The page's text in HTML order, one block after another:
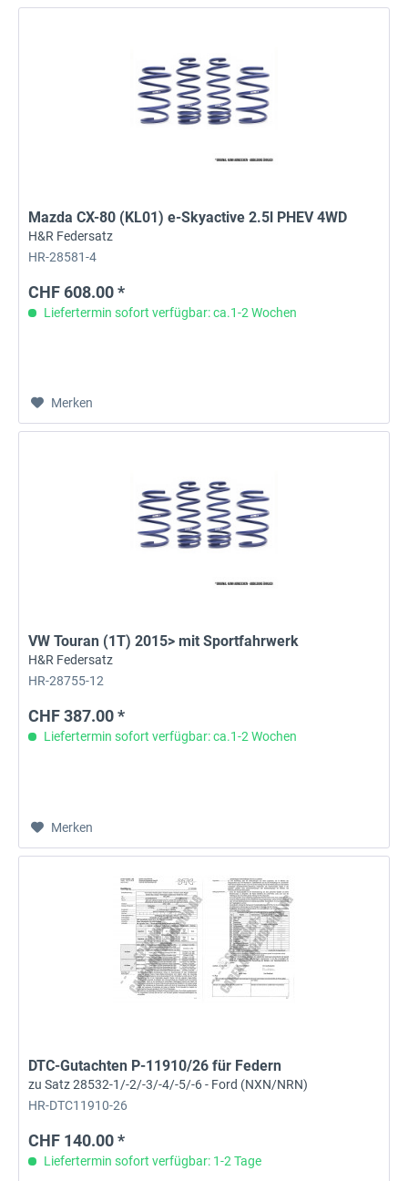
Mazda CX-80 (KL01) e-Skyactive 2.5l PHEV 4WD
H&R Federsatz
HR-28581-4
CHF 608.00 *
Liefertermin sofort verfügbar: ca.1-2 Wochen
Merken
VW Touran (1T) 2015> mit Sportfahrwerk
H&R Federsatz
HR-28755-12
CHF 387.00 *
Liefertermin sofort verfügbar: ca.1-2 Wochen
Merken
DTC-Gutachten P-11910/26 für Federn
zu Satz 28532-1/-2/-3/-4/-5/-6 - Ford (NXN/NRN)
HR-DTC11910-26
CHF 140.00 *
Liefertermin sofort verfügbar: 1-2 Tage